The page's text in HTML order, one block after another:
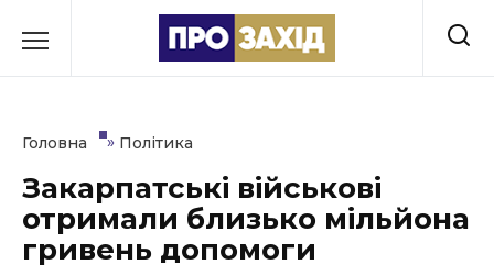
до
Культура
Освіта
Головна » Політика
Закарпатські військові
отримали близько мільйона
гривень допомоги